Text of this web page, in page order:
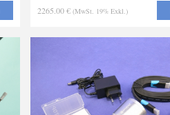
Narkosevorrichtung
2265.00 € (MwSt. 19% Exkl.)